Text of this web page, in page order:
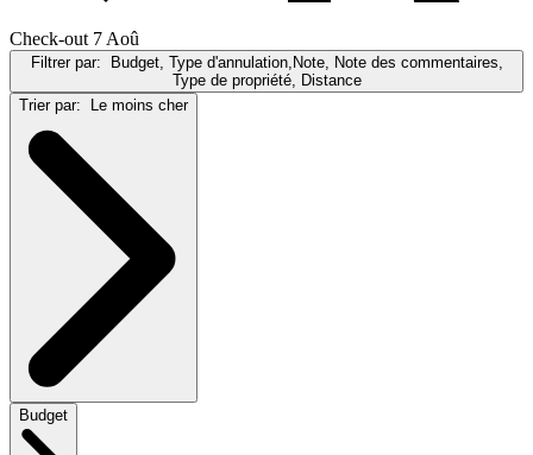
Check-out 7 Aoû
Filtrer par:
Budget, Type d'annulation,Note, Note des commentaires,
Type de propriété, Distance
Trier par:
Le moins cher
Budget